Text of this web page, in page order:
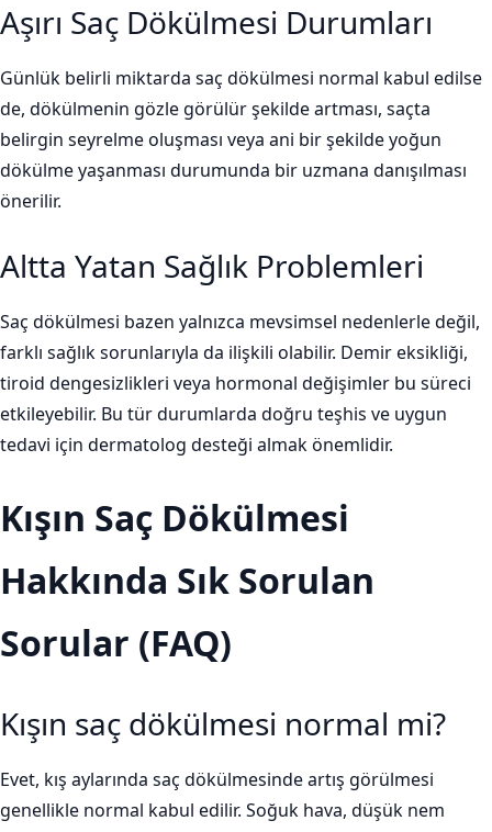
Aşırı Saç Dökülmesi Durumları
Günlük belirli miktarda saç dökülmesi normal kabul edilse
de, dökülmenin gözle görülür şekilde artması, saçta
belirgin seyrelme oluşması veya ani bir şekilde yoğun
dökülme yaşanması durumunda bir uzmana danışılması
önerilir.
Altta Yatan Sağlık Problemleri
Saç dökülmesi bazen yalnızca mevsimsel nedenlerle değil,
farklı sağlık sorunlarıyla da ilişkili olabilir. Demir eksikliği,
tiroid dengesizlikleri veya hormonal değişimler bu süreci
etkileyebilir. Bu tür durumlarda doğru teşhis ve uygun
tedavi için dermatolog desteği almak önemlidir.
Kışın Saç Dökülmesi
Hakkında Sık Sorulan
Sorular (FAQ)
Kışın saç dökülmesi normal mi?
Evet, kış aylarında saç dökülmesinde artış görülmesi
genellikle normal kabul edilir. Soğuk hava, düşük nem